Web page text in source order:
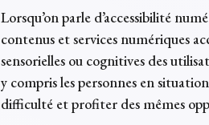
Lorsqu’on parle d’accessibilité
contenus et services numériques
sensorielles ou cognitives des
y compris les personnes en
difficulté et profiter des mêmes